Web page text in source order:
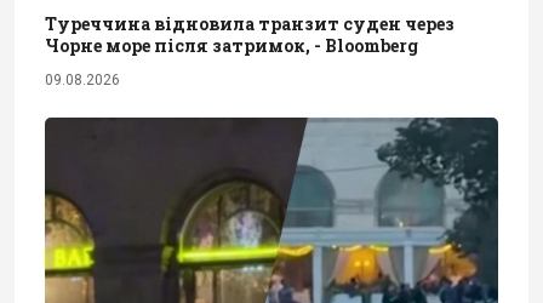
Туреччина відновила транзит суден через
Чорне море після затримок, - Bloomberg
09.08.2026